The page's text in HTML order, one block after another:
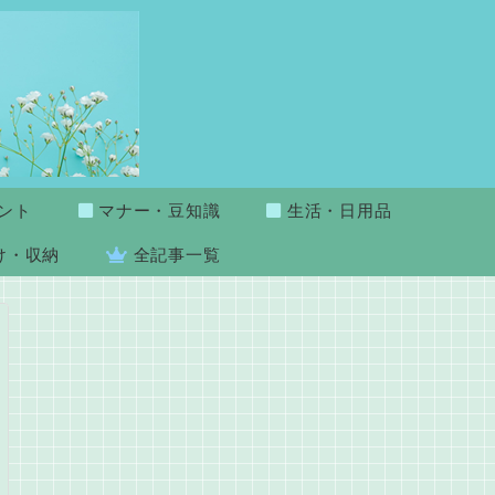
ト マナー・豆知識 生活・日用品
収納 全記事一覧